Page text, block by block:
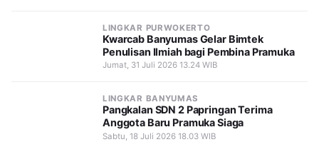
LINGKAR PURWOKERTO
Kwarcab Banyumas Gelar Bimtek
Penulisan Ilmiah bagi Pembina Pramuka
Jumat, 31 Juli 2026 13.24 WIB
LINGKAR BANYUMAS
Pangkalan SDN 2 Papringan Terima
Anggota Baru Pramuka Siaga
Sabtu, 18 Juli 2026 18.03 WIB